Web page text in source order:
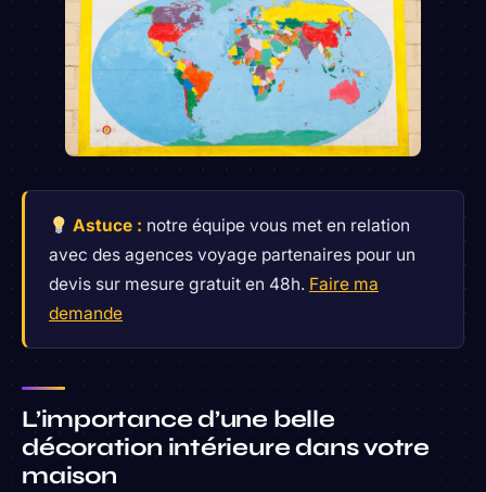
Astuce : notre équipe vous met en relation
avec des agences voyage partenaires pour un
devis sur mesure gratuit en 48h. Faire ma
demande
L’importance d’une belle
décoration intérieure dans votre
maison